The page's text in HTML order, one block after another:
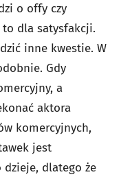
o offy czy
dla satysfakcji.
inne kwestie. W
Gdy
a
aktora
komercyjnych,
jest
dzieje, dlatego że